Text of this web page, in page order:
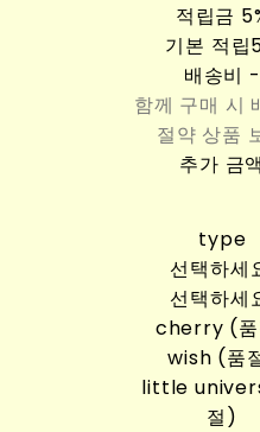
적립금
기본 적립
배송비 -
함께 구매 시
절약 상품
추가 금액
type
선택하세
선택하세
cherry (
wish (품
little
절)